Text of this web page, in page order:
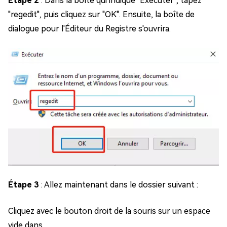
"regedit", puis cliquez sur "OK". Ensuite, la boîte de
dialogue pour l'Éditeur du Registre s'ouvrira.
Étape 3 : Allez maintenant dans le dossier suivant :
Cliquez avec le bouton droit de la souris sur un espace